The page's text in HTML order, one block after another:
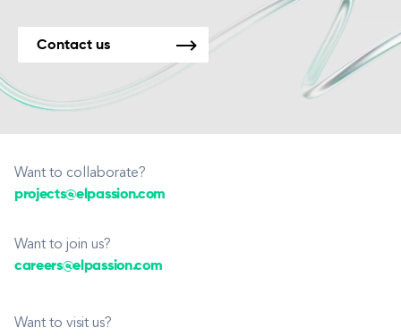
Contact us
Want to collaborate?
projects@elpassion.com
Want to join us?
careers@elpassion.com
Want to visit us?